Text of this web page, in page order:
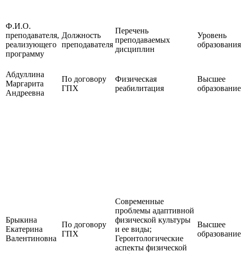
Ф.И.О.
преподавателя,
реализующего
программу
Должность
преподавателя
Перечень
преподаваемых
дисциплин
Уровень
образования
Абдуллина
Маргарита
Андреевна
По договору
ГПХ
Физическая
реабилитация
Высшее
образование
Брыкина
Екатерина
Валентиновна
По договору
ГПХ
Современные
проблемы адаптивной
физической культуры
и ее виды;
Геронтологические
аспекты физической
Высшее
образование